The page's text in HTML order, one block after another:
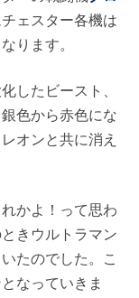
ェスター各機は
ります。
したビースト、
色から赤色にな
オンと共に消え
かよ！って思わ
きウルトラマン
たのでした。こ
なっていきま